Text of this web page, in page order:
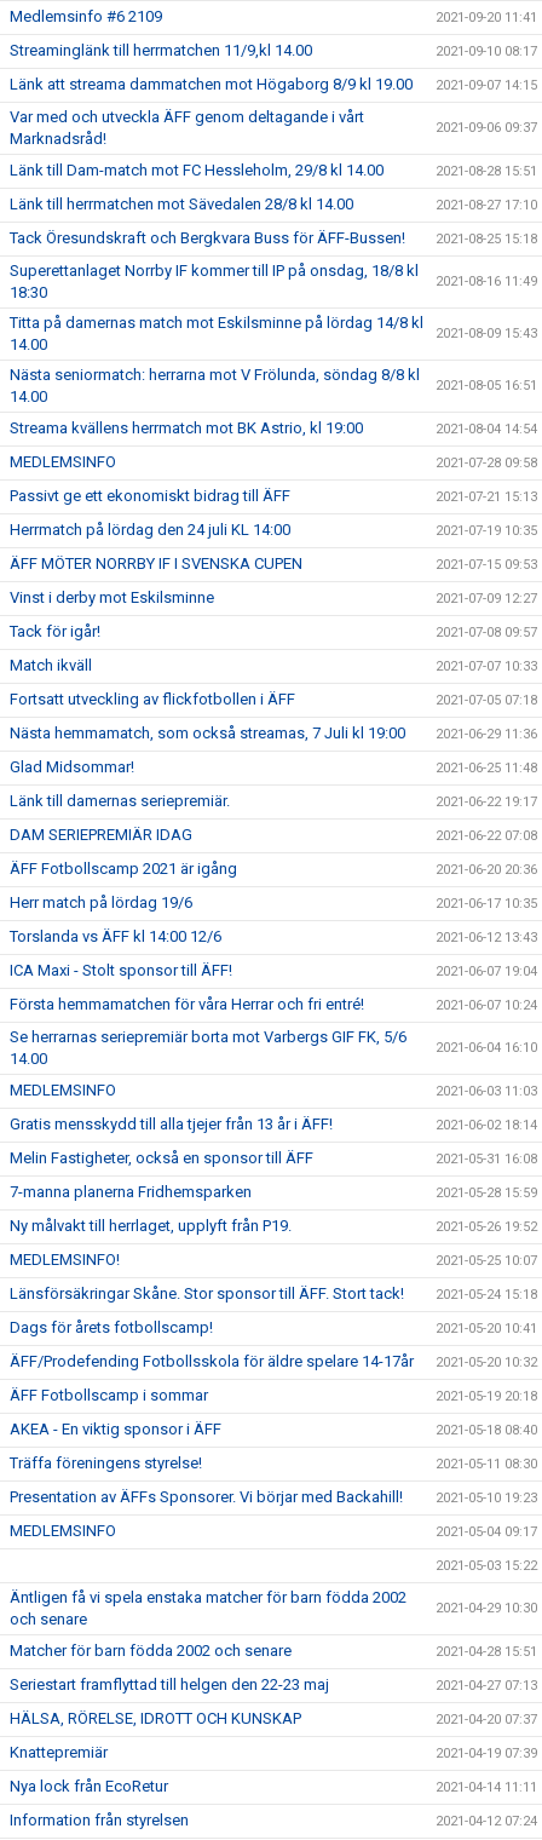
Medlemsinfo #6 2109 2021-09-20 11:41
Streaminglänk till herrmatchen 11/9,kl 14.00 2021-09-10 08:17
Länk att streama dammatchen mot Högaborg 8/9 kl 19.00 2021-09-07 14:15
Var med och utveckla ÄFF genom deltagande i vårt
Marknadsråd!
2021-09-06 09:37
Länk till Dam-match mot FC Hessleholm, 29/8 kl 14.00 2021-08-28 15:51
Länk till herrmatchen mot Sävedalen 28/8 kl 14.00 2021-08-27 17:10
Tack Öresundskraft och Bergkvara Buss för ÄFF-Bussen! 2021-08-25 15:18
Superettanlaget Norrby IF kommer till IP på onsdag, 18/8 kl
18:30
2021-08-16 11:49
Titta på damernas match mot Eskilsminne på lördag 14/8 kl
14.00
2021-08-09 15:43
Nästa seniormatch: herrarna mot V Frölunda, söndag 8/8 kl
14.00
2021-08-05 16:51
Streama kvällens herrmatch mot BK Astrio, kl 19:00 2021-08-04 14:54
MEDLEMSINFO 2021-07-28 09:58
Passivt ge ett ekonomiskt bidrag till ÄFF 2021-07-21 15:13
Herrmatch på lördag den 24 juli KL 14:00 2021-07-19 10:35
ÄFF MÖTER NORRBY IF I SVENSKA CUPEN 2021-07-15 09:53
Vinst i derby mot Eskilsminne 2021-07-09 12:27
Tack för igår! 2021-07-08 09:57
Match ikväll 2021-07-07 10:33
Fortsatt utveckling av flickfotbollen i ÄFF 2021-07-05 07:18
Nästa hemmamatch, som också streamas, 7 Juli kl 19:00 2021-06-29 11:36
Glad Midsommar! 2021-06-25 11:48
Länk till damernas seriepremiär. 2021-06-22 19:17
DAM SERIEPREMIÄR IDAG 2021-06-22 07:08
ÄFF Fotbollscamp 2021 är igång 2021-06-20 20:36
Herr match på lördag 19/6 2021-06-17 10:35
Torslanda vs ÄFF kl 14:00 12/6 2021-06-12 13:43
ICA Maxi - Stolt sponsor till ÄFF! 2021-06-07 19:04
Första hemmamatchen för våra Herrar och fri entré! 2021-06-07 10:24
Se herrarnas seriepremiär borta mot Varbergs GIF FK, 5/6
14.00
2021-06-04 16:10
MEDLEMSINFO 2021-06-03 11:03
Gratis mensskydd till alla tjejer från 13 år i ÄFF! 2021-06-02 18:14
Melin Fastigheter, också en sponsor till ÄFF 2021-05-31 16:08
7-manna planerna Fridhemsparken 2021-05-28 15:59
Ny målvakt till herrlaget, upplyft från P19. 2021-05-26 19:52
MEDLEMSINFO! 2021-05-25 10:07
Länsförsäkringar Skåne. Stor sponsor till ÄFF. Stort tack! 2021-05-24 15:18
Dags för årets fotbollscamp! 2021-05-20 10:41
ÄFF/Prodefending Fotbollsskola för äldre spelare 14-17år 2021-05-20 10:32
ÄFF Fotbollscamp i sommar 2021-05-19 20:18
AKEA - En viktig sponsor i ÄFF 2021-05-18 08:40
Träffa föreningens styrelse! 2021-05-11 08:30
Presentation av ÄFFs Sponsorer. Vi börjar med Backahill! 2021-05-10 19:23
MEDLEMSINFO 2021-05-04 09:17
2021-05-03 15:22
Äntligen få vi spela enstaka matcher för barn födda 2002
och senare
2021-04-29 10:30
Matcher för barn födda 2002 och senare 2021-04-28 15:51
Seriestart framflyttad till helgen den 22-23 maj 2021-04-27 07:13
HÄLSA, RÖRELSE, IDROTT OCH KUNSKAP 2021-04-20 07:37
Knattepremiär 2021-04-19 07:39
Nya lock från EcoRetur 2021-04-14 11:11
Information från styrelsen 2021-04-12 07:24